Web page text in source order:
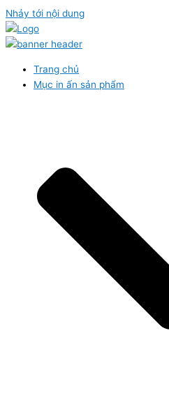
Nhảy tới nội dung
Trang chủ
Mục in ấn sản phẩm